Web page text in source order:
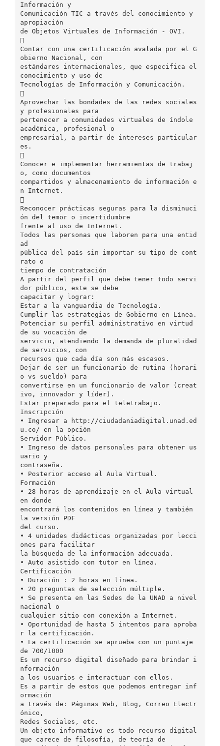
Información y
Comunicación TIC a través del conocimiento y
apropiación
de Objetos Virtuales de Información - OVI.

Contar con una certificación avalada por el G
obierno Nacional, con
estándares internacionales, que especifica el
conocimiento y uso de
Tecnologías de Información y Comunicación.

Aprovechar las bondades de las redes sociales
y profesionales para
pertenecer a comunidades virtuales de índole
académica, profesional o
empresarial, a partir de intereses particular
es.

Conocer e implementar herramientas de trabaj
o, como documentos
compartidos y almacenamiento de información e
n Internet.

Reconocer prácticas seguras para la disminuci
ón del temor o incertidumbre
frente al uso de Internet.
Todos las personas que laboren para una entid
ad
pública del país sin importar su tipo de cont
rato o
tiempo de contratación
A partir del perfil que debe tener todo servi
dor público, este se debe
capacitar y lograr:
Estar a la vanguardia de Tecnología.
Cumplir las estrategias de Gobierno en Línea.
Potenciar su perfil administrativo en virtud
de su vocación de
servicio, atendiendo la demanda de pluralidad
de servicios, con
recursos que cada día son más escasos.
Dejar de ser un funcionario de rutina (horari
o vs sueldo) para
convertirse en un funcionario de valor (creat
ivo, innovador y líder).
Estar preparado para el teletrabajo.
Inscripción
• Ingresar a http://ciudadaniadigital.unad.ed
u.co/ en la opción
Servidor Público.
• Ingreso de datos personales para obtener us
uario y
contraseña.
• Posterior acceso al Aula Virtual.
Formación
• 28 horas de aprendizaje en el Aula virtual
en donde
encontrará los contenidos en línea y también
la versión PDF
del curso.
• 4 unidades didácticas organizadas por lecci
ones para facilitar
la búsqueda de la información adecuada.
• Auto asistido con tutor en línea.
Certificación
• Duración : 2 horas en línea.
• 20 preguntas de selección múltiple.
• Se presenta en las Sedes de la UNAD a nivel
nacional o
cualquier sitio con conexión a Internet.
• Oportunidad de hasta 5 intentos para aproba
r la certificación.
• La certificación se aprueba con un puntaje
de 700/1000
Es un recurso digital diseñado para brindar i
nformación
a los usuarios e interactuar con ellos.
Es a partir de estos que podemos entregar inf
ormación
a través de: Páginas Web, Blog, Correo Electr
ónico,
Redes Sociales, etc.
Un objeto informativo es todo recurso digital
que carece de filosofía, de teoría de